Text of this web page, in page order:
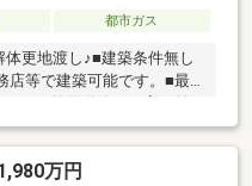
都市ガス
更地渡し♪■建築条件無し
店等で建築可能です。■最
す。■前面道路との高低差
は【ホテハマ】までご連
万円